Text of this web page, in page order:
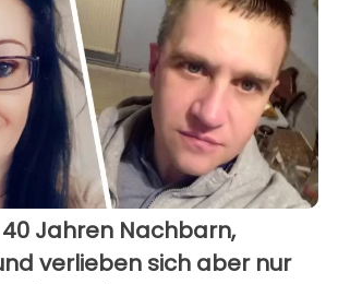
Jahren Nachbarn,
verlieben sich aber nur